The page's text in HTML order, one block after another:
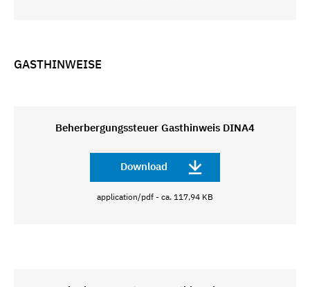
GASTHINWEISE
Beherbergungssteuer Gasthinweis DINA4
Download
application/pdf - ca. 117,94 KB